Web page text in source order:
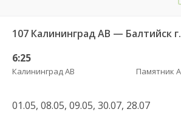
107 Калининград АВ — Балтийск г.
6:25
Калининград АВ
01.05, 08.05, 09.05, 30.07, 28.07